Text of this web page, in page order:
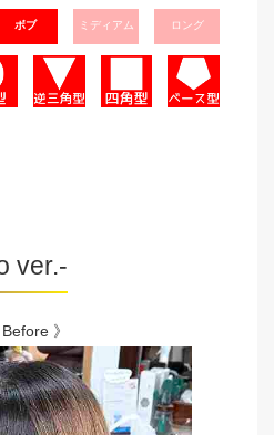
ボブ ミディアム ロング
ver.-
Before 》